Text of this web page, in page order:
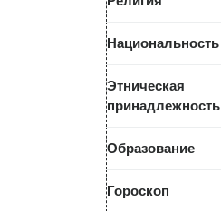
Национальность
Этническая
принадлежность
Образование
Гороскоп